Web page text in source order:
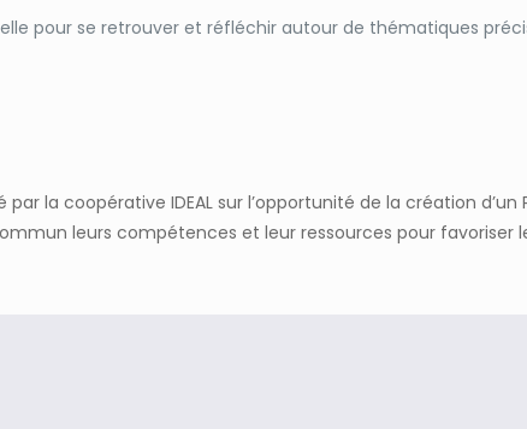
pour se retrouver et réfléchir autour de thématiques
la coopérative IDEAL sur l’opportunité de la création
leurs compétences et leur ressources pour favoriser